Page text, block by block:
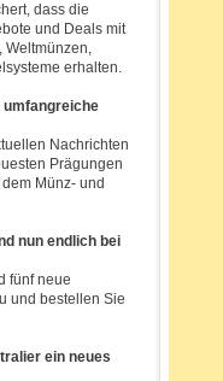
dass die
und Deals mit
Weltmünzen,
erhalten.
umfangreiche
Nachrichten
Prägungen
Münz- und
nun endlich bei
fünf neue
und bestellen Sie
ein neues